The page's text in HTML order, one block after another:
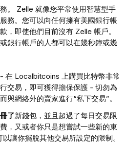
。 Zelle 就像您平常使用智慧型手
務。您可以向任何擁有美國銀行帳
，即使他們目前沒有 Zelle 帳戶。
銀行帳戶的人都可以在幾秒鐘或幾
- 在 Localbitcoins 上購買比特幣非常
交易，即可獲得擔保保護 - 切勿為
與網絡外的賣家進行“私下交易”。
了新錢包，並且超過了每日交易限
，又或者你只是想嘗試一些新的東
你擺脫其他交易所設定的限制。